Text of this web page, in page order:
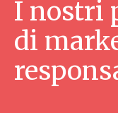
I nostri
di